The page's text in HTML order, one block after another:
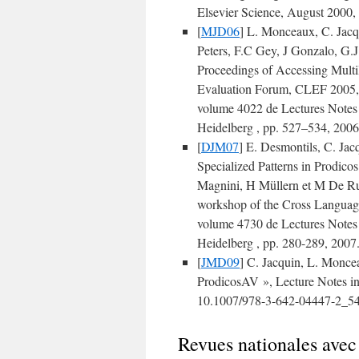
Elsevier Science, August
[MJD06] L. Monceaux, C.
Peters, F.C Gey, J Gonzalo,
Proceedings of Accessing
Evaluation Forum, CLEF
volume 4022 de Lectures
Heidelberg , pp. 527–534,
[DJM07] E. Desmontils, C.
Specialized Patterns in
Magnini, H Müllern et M De
workshop of the Cross
volume 4730 de Lectures
Heidelberg , pp. 280-289, 2007.
[JMD09] C. Jacquin, L.
ProdicosAV », Lecture Notes
10.1007/978-3-642-04447-
Revues nationales